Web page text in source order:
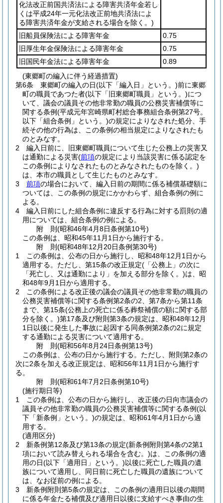
化法改正前国共済法による障害共済年金若し
くは平成24年一元化法改正前地共済法によ
る障害共済年金が支給される場合を除く。)
旧船員保険法による障害年金
0.75
旧厚生年金保険法による障害年金
0.75
旧国民年金法による障害年金
0.89
(東郷町の編入に伴う経過措置)
第6条
東郷町の編入の日(以下「編入日」という。)前に東郷
町の職員であつた者(以下「旧東郷町職員」という。)につ
いて、議会の議員その他非常勤の職員の公務災害補償等に
関する条例(平成元年宮崎県町村総合事務組合条例第27号。
以下「組合条例」という。)の規定によりなされた処分、手
続その他の行為は、この条例の相当規定によりなされたも
のとみなす。
2
編入日前に、旧東郷町職員について生じた公務上の災害又
は通勤による災害(前項の規定により当該災害に係る認定を
この条例によりなされたものとみなされたものを除く。)
は、本市の職員として生じたものとみなす。
3
前項の場合において、編入日前の期間に係る補償基礎額に
ついては、この条例の規定にかかわらず、組合条例の例に
よる。
4
編入日前にした組合条例に違反する行為に対する罰則の適
用については、組合条例の例による。
附 則(昭和46年4月8日条例第10号)
この条例は、昭和45年11月1日から施行する。
附 則(昭和48年12月20日条例第30号)
1
この条例は、公布の日から施行し、昭和48年12月1日から
適用する。 ただし、第15条の改正規定(「公務上」の次に
「死亡し、又は通勤により」を加える部分を除く。)は、昭
和48年9月1日から適用する。
2
この条例による改正後の議会の議員その他非常勤の職員の
公務災害補償等に関する条例第2条の2、第7条から第11条
まで、第15条(公務上の死亡に係る葬祭補償の額に関する部
分を除く。)第17条及び附則第3条の規定は、昭和48年12月
1日以後に発生した事故に起因する同条例第2条の2に規定
する通勤による災害について適用する。
附 則(昭和56年8月24日条例第13号)
この条例は、公布の日から施行する。 ただし、附則第2条の
次に2条を加える改正規定は、昭和56年11月1日から施行す
る。
附 則(昭和61年7月2日条例第10号)
(施行期日等)
1
この条例は、公布の日から施行し、改正後の日向市議会の
議員その他非常勤の職員の公務災害補償等に関する条例(以
下「新条例」という。)の規定は、昭和61年4月1日から適
用する。
(適用区分)
2
新条例第12条及び第13条の規定(新条例附則第4条の2第1
項において読み替えられる場合を含む。)は、この条例の適
用の日(以下「適用日」という。)以後に死亡した職員の遺
族について適用し、同日前に死亡した職員の遺族について
は、なお従前の例による。
3
新条例附則第5条の規定は、この条例の適用日以後の期間
に係る年金たる補償及び適用日以後に支給すべき事由の生